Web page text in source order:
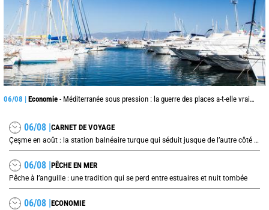
06/08 | Economie - Méditerranée sous pression : la guerre des places a-t-elle vraiment commencé ?
06/08 |CARNET DE VOYAGE
Çeşme en août : la station balnéaire turque qui séduit jusque de l’autre côté de la mer Égée
06/08 |PÊCHE EN MER
Pêche à l’anguille : une tradition qui se perd entre estuaires et nuit tombée
06/08 |ECONOMIE